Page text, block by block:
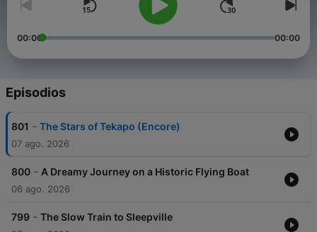
00:00 00:00
Episodios
801 - The Stars of Tekapo (Encore)
07 ago. 2026
800 - A Dreamy Journey on a Historic Flying Boat
06 ago. 2026
799 - The Slow Train to Sleepville